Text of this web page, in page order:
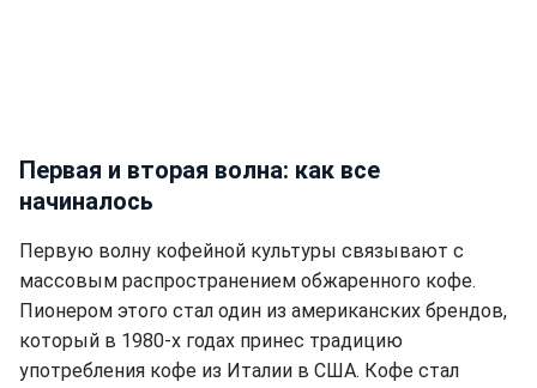
Первая и вторая волна: как все
начиналось
Первую волну кофейной культуры связывают с
массовым распространением обжаренного кофе.
Пионером этого стал один из американских брендов,
который в 1980-х годах принес традицию
употребления кофе из Италии в США. Кофе стал